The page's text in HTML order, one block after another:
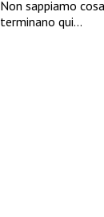
Non sappiamo
terminano qui…